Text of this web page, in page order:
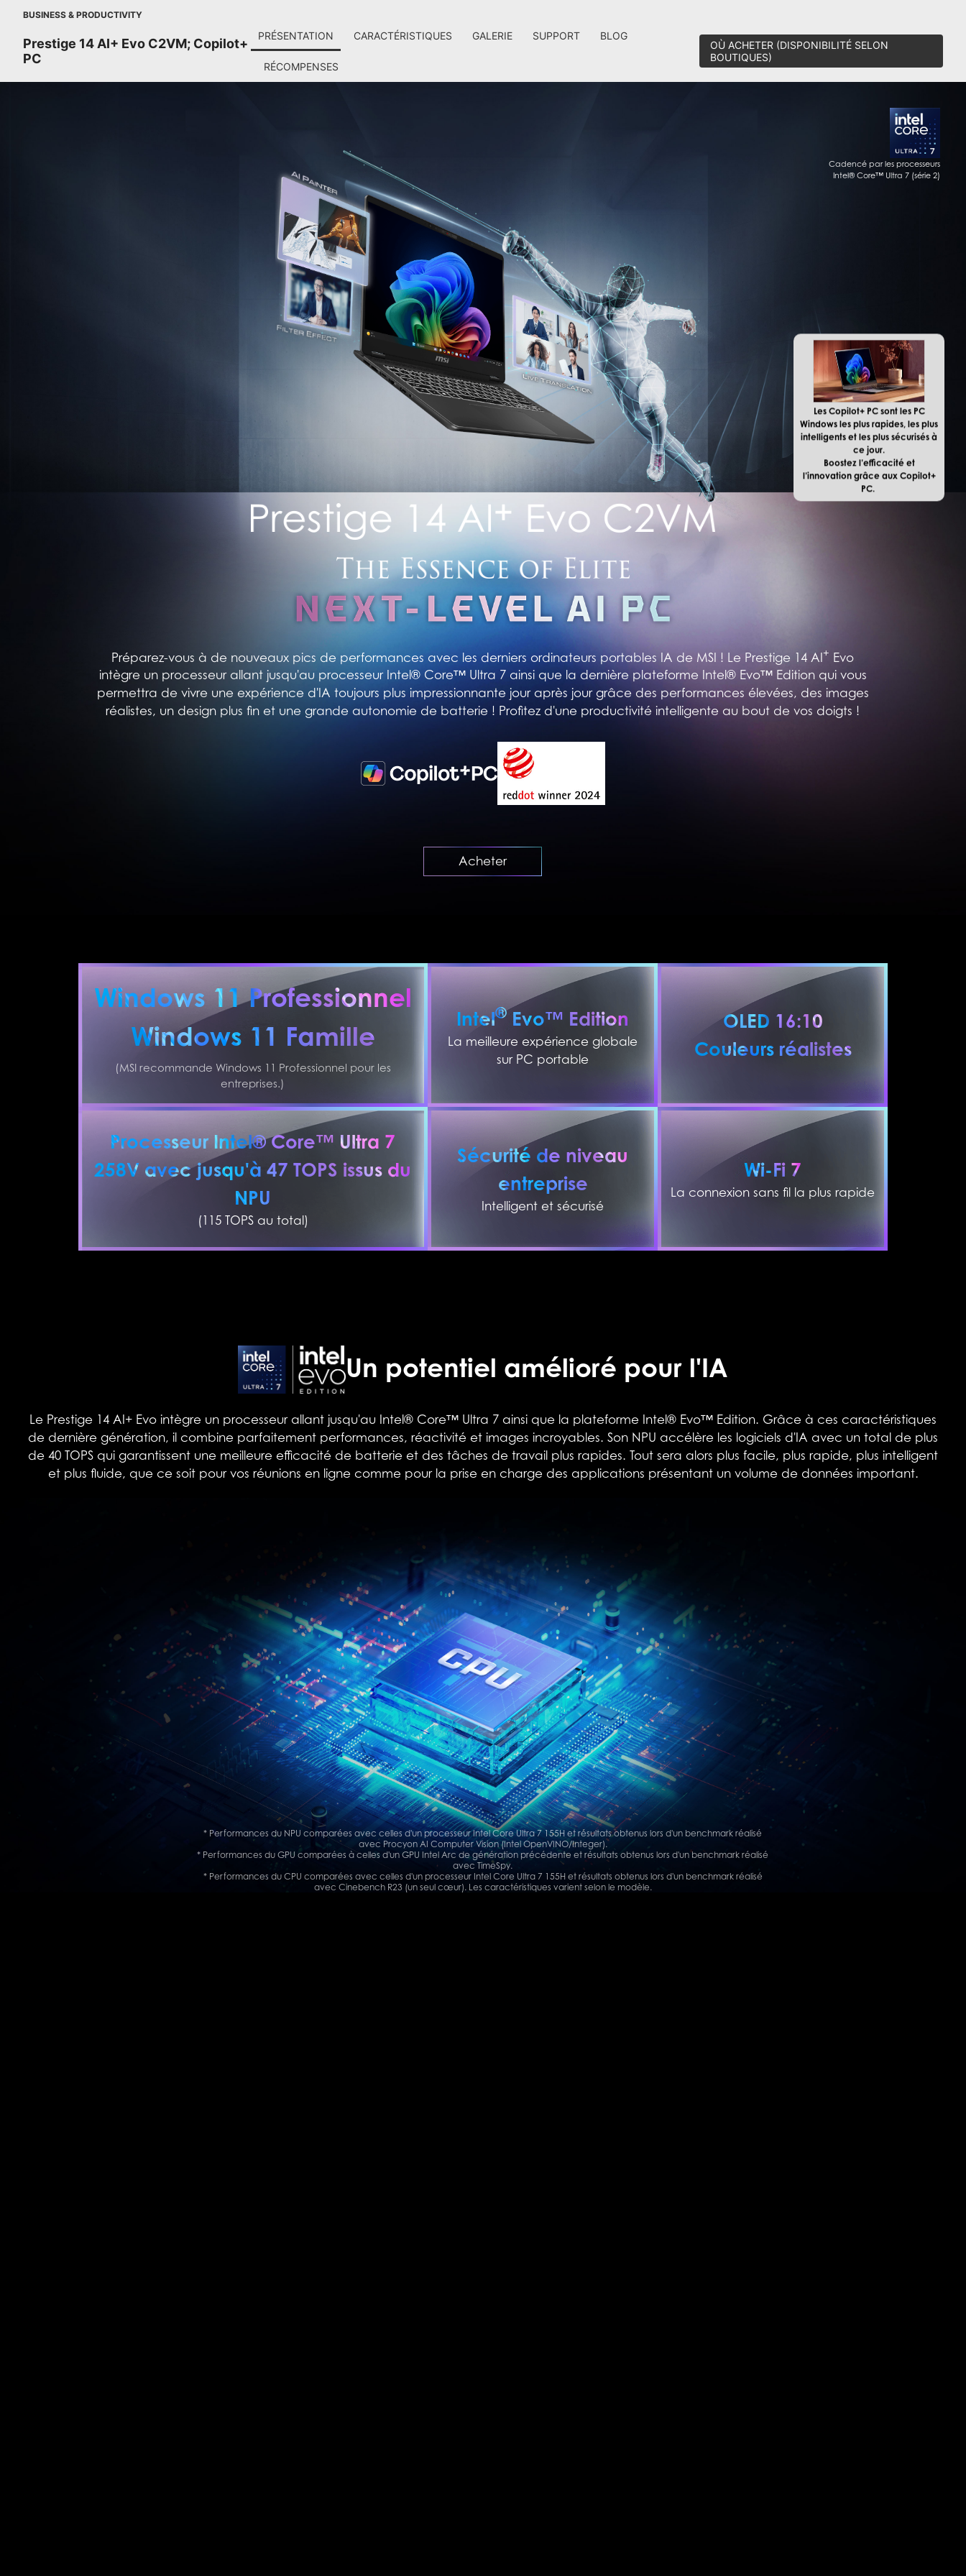
BUSINESS & PRODUCTIVITY
Prestige 14 AI+ Evo C2VM; Copilot+
PC
PRÉSENTATION CARACTÉRISTIQUES GALERIE SUPPORT BLOG
RÉCOMPENSES
OÙ ACHETER (DISPONIBILITÉ SELON
BOUTIQUES)
Les Copilot+ PC sont les PC
Windows les plus rapides, les plus
intelligents et les plus sécurisés à
ce jour.
Boostez l’efficacité et
l’innovation grâce aux Copilot+
PC.
Cadencé par les processeurs
Intel® Core™ Ultra 7 (série 2)
Préparez-vous à de nouveaux pics de performances avec les derniers ordinateurs portables IA de MSI ! Le Prestige 14 AI+ Evo
intègre un processeur allant jusqu'au processeur Intel® Core™ Ultra 7 ainsi que la dernière plateforme Intel® Evo™ Edition qui vous
permettra de vivre une expérience d'IA toujours plus impressionnante jour après jour grâce des performances élevées, des images
réalistes, un design plus fin et une grande autonomie de batterie ! Profitez d'une productivité intelligente au bout de vos doigts !
Acheter
Windows 11 Professionnel
Windows 11 Famille
(MSI recommande Windows 11 Professionnel pour les
entreprises.)
Intel®Evo™ Edition
La meilleure expérience globale
sur PC portable
OLED 16:10
Couleurs réalistes
Processeur Intel® Core™ Ultra 7
258V avec jusqu'à 47 TOPS issus du
NPU
(115 TOPS au total)
Sécurité de niveau
entreprise
Intelligent et sécurisé
Wi-Fi 7
La connexion sans fil la plus rapide
Un potentiel amélioré pour l'IA
Le Prestige 14 AI+ Evo intègre un processeur allant jusqu'au Intel® Core™ Ultra 7 ainsi que la plateforme Intel® Evo™ Edition. Grâce à ces caractéristiques
de dernière génération, il combine parfaitement performances, réactivité et images incroyables. Son NPU accélère les logiciels d'IA avec un total de plus
de 40 TOPS qui garantissent une meilleure efficacité de batterie et des tâches de travail plus rapides. Tout sera alors plus facile, plus rapide, plus intelligent
et plus fluide, que ce soit pour vos réunions en ligne comme pour la prise en charge des applications présentant un volume de données important.
* Performances du NPU comparées avec celles d'un processeur Intel Core Ultra 7 155H et résultats obtenus lors d'un benchmark réalisé
avec Procyon AI Computer Vision (Intel OpenVINO/Integer).
* Performances du GPU comparées à celles d'un GPU Intel Arc de génération précédente et résultats obtenus lors d'un benchmark réalisé
avec TimeSpy.
* Performances du CPU comparées avec celles d'un processeur Intel Core Ultra 7 155H et résultats obtenus lors d'un benchmark réalisé
avec Cinebench R23 (un seul cœur). Les caractéristiques varient selon le modèle.